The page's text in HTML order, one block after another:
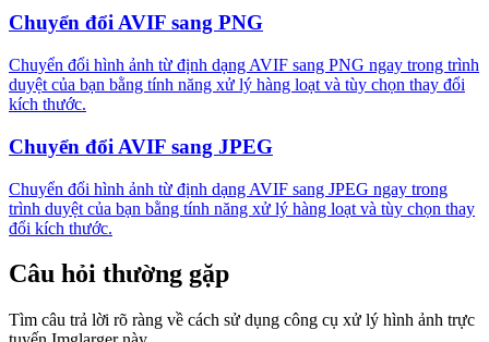
Chuyển đổi AVIF sang PNG
Chuyển đổi hình ảnh từ định dạng AVIF sang PNG ngay trong trình
duyệt của bạn bằng tính năng xử lý hàng loạt và tùy chọn thay đổi
kích thước.
Chuyển đổi AVIF sang JPEG
Chuyển đổi hình ảnh từ định dạng AVIF sang JPEG ngay trong
trình duyệt của bạn bằng tính năng xử lý hàng loạt và tùy chọn thay
đổi kích thước.
Câu hỏi thường gặp
Tìm câu trả lời rõ ràng về cách sử dụng công cụ xử lý hình ảnh trực